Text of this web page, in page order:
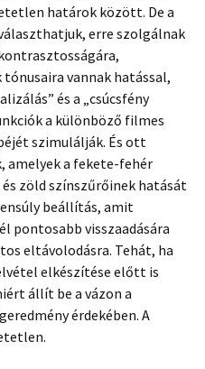
határok között. De a
erre szolgálnak
vannak hatással,
és a „csúcsfény
a különböző filmes
szimulálják. És ott
amelyek a fekete-fehér
zöld színszűrőinek hatását
beállítás, amit
pontosabb visszaadására
eltávolodásra. Tehát, ha
elkészítése előtt is
állít be a vázon a
érdekében. A